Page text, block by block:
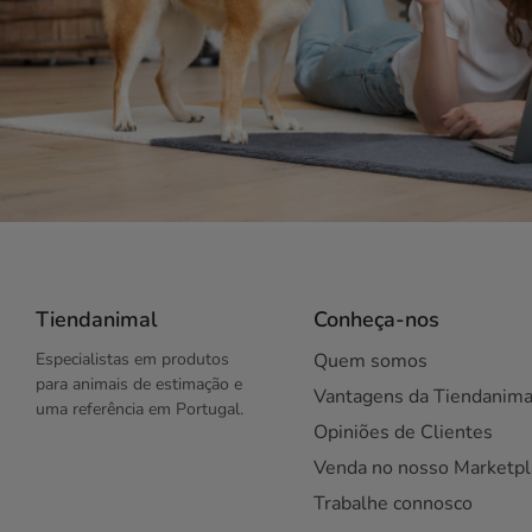
Tiendanimal
Especialistas em produtos
para animais de estimação e
uma referência em Portugal.
Conheça-nos
Quem somos
Vantagens da
Opiniões de Clientes
Venda no nosso
Trabalhe connosco